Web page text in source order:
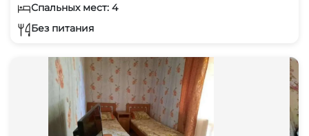
Спальных мест: 4
Без питания